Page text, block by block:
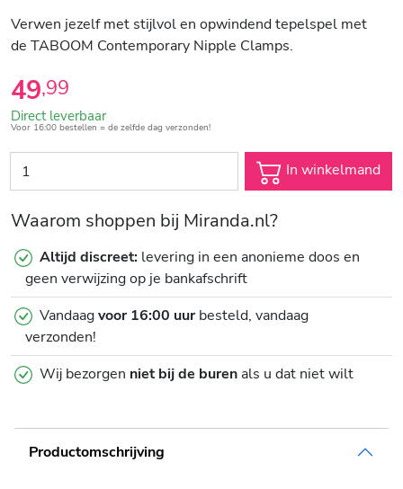
Verwen jezelf met stijlvol en opwindend tepelspel met
de TABOOM Contemporary Nipple Clamps.
49,99
Direct leverbaar
Voor 16:00 bestellen = de zelfde dag verzonden!
In winkelmand
Waarom shoppen bij Miranda.nl?
Altijd discreet: levering in een anonieme doos en
geen verwijzing op je bankafschrift
Vandaagvoor 16:00 uurbesteld, vandaag
verzonden!
Wij bezorgen niet bij de burenals u dat niet wilt
Productomschrijving